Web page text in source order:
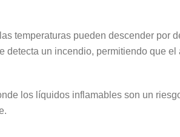
temperaturas pueden descender por
un incendio, permitiendo que
los líquidos inflamables son un